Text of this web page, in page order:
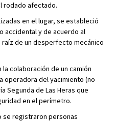
rodado afectado.
en el lugar, se estableció
accidental y de acuerdo al
de un desperfecto mecánico
colaboración de un camión
operadora del yacimiento (no
Segunda de Las Heras que
en el perímetro.
se registraron personas